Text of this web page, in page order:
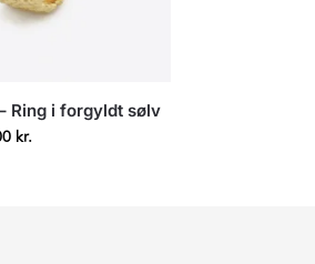
Ring i forgyldt sølv
kr.